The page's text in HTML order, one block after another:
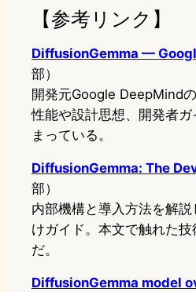
【参考リンク】
DiffusionGemma —
部）
開発元Google DeepMind
性能や設計思想、開発者
まっている。
DiffusionGemma: The
部）
内部機構と導入方法を解
けガイド。本文で触れた
だ。
DiffusionGemma model